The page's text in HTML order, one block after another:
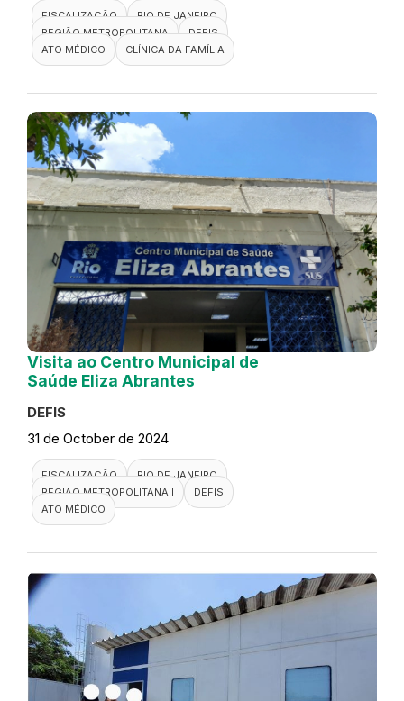
FISCALIZAÇÃO
RIO DE JANEIRO
REGIÃO METROPOLITANA
DEFIS
ATO MÉDICO
CLÍNICA DA FAMÍLIA
Visita ao Centro Municipal de
Saúde Eliza Abrantes
DEFIS
31 de October de 2024
FISCALIZAÇÃO
RIO DE JANEIRO
REGIÃO METROPOLITANA I
DEFIS
ATO MÉDICO